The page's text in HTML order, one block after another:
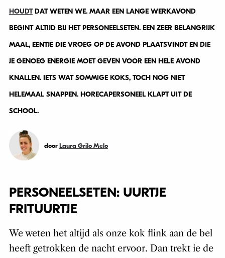
HOUDTDAT WETEN WE. MAAR EEN LANGE WERKAVOND
BEGINT ALTIJD BIJ HET PERSONEELSETEN. EEN ZEER BELANGRIJK
MAAL, EENTJE DIE VROEG OP DE AVOND PLAATSVINDT EN DIE
JE GENOEG ENERGIE MOET GEVEN VOOR EEN HELE AVOND
KNALLEN. IETS WAT SOMMIGE KOKS, TOCH NOG NIET
HELEMAAL SNAPPEN. HORECAPERSONEEL KLAPT UIT DE
SCHOOL.
door Laura Grilo Melo
PERSONEELSETEN: UURTJE
FRITUURTJE
We weten het altijd als onze kok flink aan de bel
heeft getrokken de nacht ervoor. Dan trekt ie de